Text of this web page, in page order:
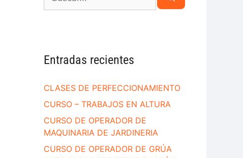
Entradas recientes
CLASES DE PERFECCIONAMIENTO
CURSO – TRABAJOS EN ALTURA
CURSO DE OPERADOR DE
MAQUINARIA DE JARDINERIA
CURSO DE OPERADOR DE GRÚA